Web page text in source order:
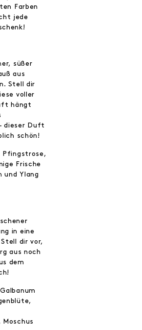
Farben
jede
süßer
aus
Stell dir
voller
hängt
dieser Duft
schön!
Frische
und Ylang
in eine
dir vor,
aus noch
dem
Moschus